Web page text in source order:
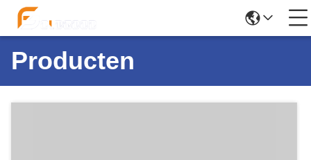
Producten